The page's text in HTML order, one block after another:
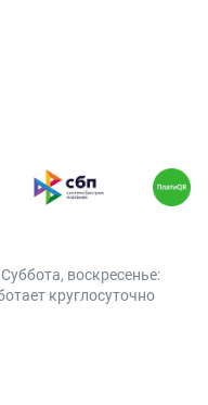
воскресенье:
круглосуточно